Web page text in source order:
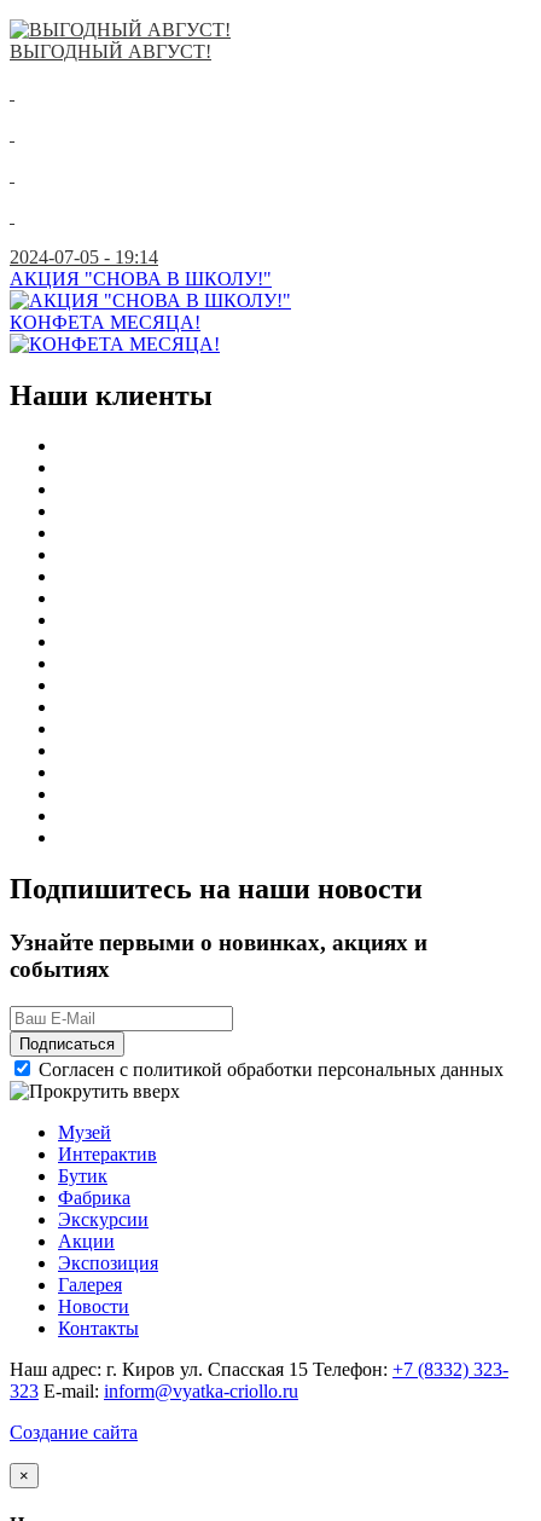
ВЫГОДНЫЙ АВГУСТ!
2024-07-05 - 19:14
АКЦИЯ "СНОВА В ШКОЛУ!"
КОНФЕТА МЕСЯЦА!
Наши клиенты
Подпишитесь на наши новости
Узнайте первыми о новинках, акциях и
событиях
Подписаться
Согласен с политикой обработки персональных данных
Музей
Интерактив
Бутик
Фабрика
Экскурсии
Акции
Экспозиция
Галерея
Новости
Контакты
Наш адрес: г. Киров ул. Спасская 15 Телефон: +7 (8332) 323-
323 E-mail: inform@vyatka-criollo.ru
Создание сайта
×